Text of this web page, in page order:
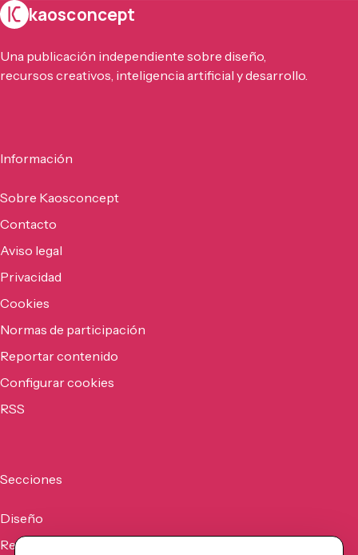
kaosconcept
Una publicación independiente sobre diseño,
recursos creativos, inteligencia artificial y desarrollo.
Información
Sobre Kaosconcept
Contacto
Aviso legal
Privacidad
Cookies
Normas de participación
Reportar contenido
Configurar cookies
RSS
Secciones
Diseño
Recursos